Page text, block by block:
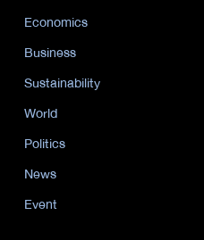
Economics
Business
Sustainability
World
Politics
News
Event